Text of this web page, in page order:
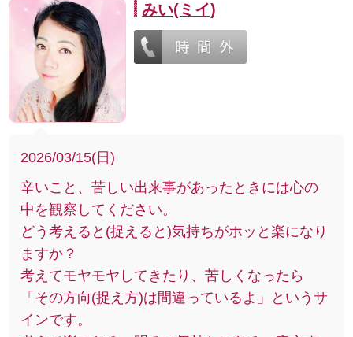
みい(ミイ)
2026/03/15(日)
辛いこと、苦しい出来事があったときには心の
中を観察してください。
どう考えると(捉えると)気持ちがホッと楽になり
ますか？
考えてモヤモヤしてきたり、苦しくなったら
「その方向(捉え方)は間違っているよ」というサ
インです。